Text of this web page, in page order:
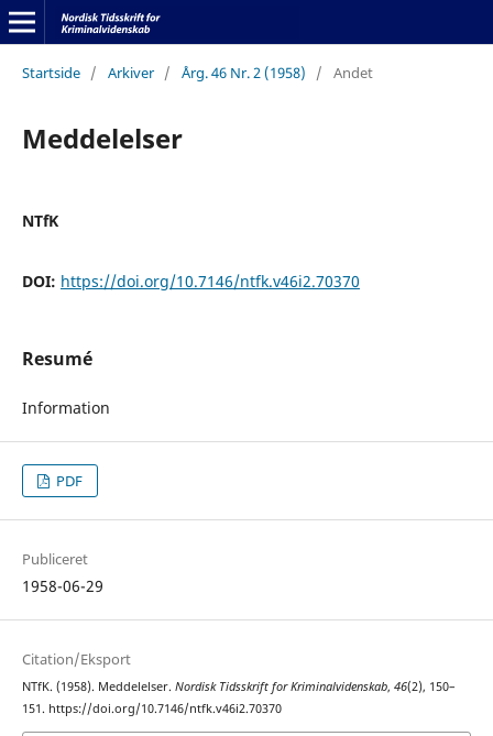
Startside / Arkiver / Årg. 46 Nr. 2 (1958) / Andet
Meddelelser
NTfK
DOI: https://doi.org/10.7146/ntfk.v46i2.70370
Resumé
Information
PDF
Publiceret
1958-06-29
Citation/Eksport
NTfK. (1958). Meddelelser. Nordisk Tidsskrift for Kriminalvidenskab, 46(2), 150–
151. https://doi.org/10.7146/ntfk.v46i2.70370